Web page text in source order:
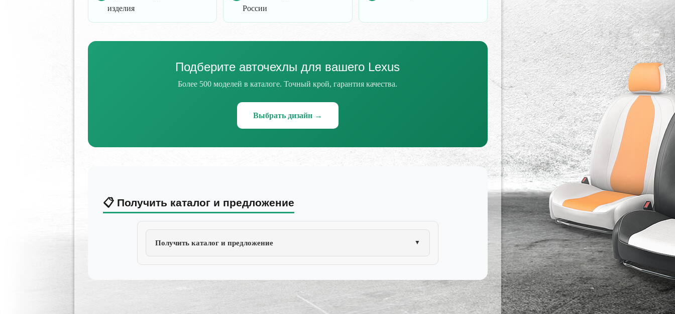
изделия
России
Подберите авточехлы для вашего Lexus
Более 500 моделей в каталоге. Точный крой, гарантия качества.
Выбрать дизайн →
📋 Получить каталог и предложение
Получить каталог и предложение ▼